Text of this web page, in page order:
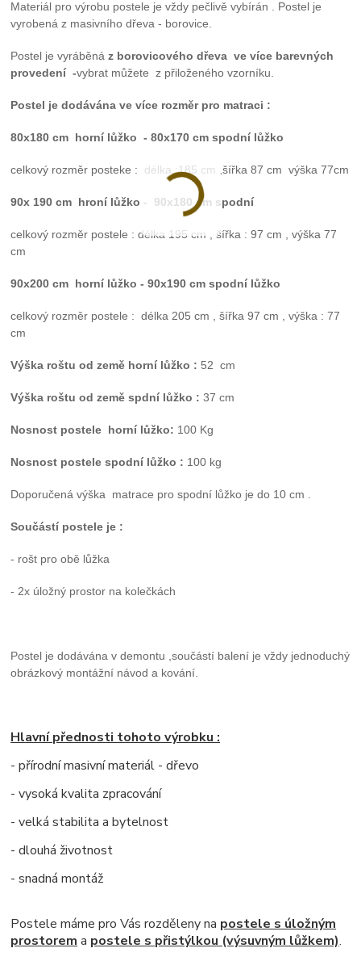
Materiál pro výrobu postele je vždy pečlivě vybírán . Postel je
vyrobená z masivního dřeva - borovice.
Postel je vyráběná z borovicového dřeva ve více barevných
provedení -vybrat můžete z přiloženého vzorníku.
Postel je dodávána ve více rozměr pro matraci :
80x180 cm horní lůžko - 80x170 cm spodní lůžko
celkový rozměr posteke : délka :185 cm ,šířka 87 cm výška 77cm
90x 190 cm hroní lůžko - 90x180 cm spodní
celkový rozměr postele : délka 195 cm , šířka : 97 cm , výška 77
cm
90x200 cm horní lůžko- 90x190 cm spodní lůžko
celkový rozměr postele : délka 205 cm , šířka 97 cm , výška : 77
cm
Výška roštu od země horní lůžko : 52 cm
Výška roštu od země spdní lůžko : 37 cm
Nosnost postele horní lůžko: 100 Kg
Nosnost postele spodní lůžko : 100 kg
Doporučená výška matrace pro spodní lůžko je do 10 cm .
Součástí postele je :
- rošt pro obě lůžka
- 2x úložný prostor na kolečkách
Postel je dodávána v demontu ,součástí balení je vždy jednoduchý
obrázkový montážní návod a kování.
Hlavní přednosti tohoto výrobku :
- přírodní masivní materiál - dřevo
- vysoká kvalita zpracování
- velká stabilita a bytelnost
- dlouhá životnost
- snadná montáž
Postele máme pro Vás rozděleny na postele s úložným
prostorem a postele s přistýlkou (výsuvným lůžkem).